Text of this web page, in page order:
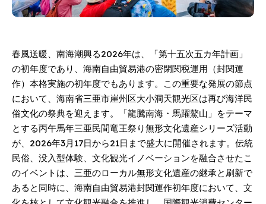
春風送暖、南海潮興る2026年は、「第十五次五カ年計画」
の初年度であり、海南自由貿易港の密閉関税運用（封関運
作）本格実施の初年度でもあります。この重要な発展の節点
において、海南省三亜市崖州区大小洞天観光区は再び海洋民
俗文化の祭典を迎えます。「龍騰南海・馬躍鰲山」をテーマ
とする丙午馬年三亜民間竜王祭り無形文化遺産シリーズ活動
が、2026年3月17日から21日まで盛大に開催されます。伝統
民俗、没入型体験、文化観光イノベーションを融合させたこ
のイベントは、三亜のローカル無形文化遺産の継承と刷新で
あると同時に、海南自由貿易港封関運作初年度において、文